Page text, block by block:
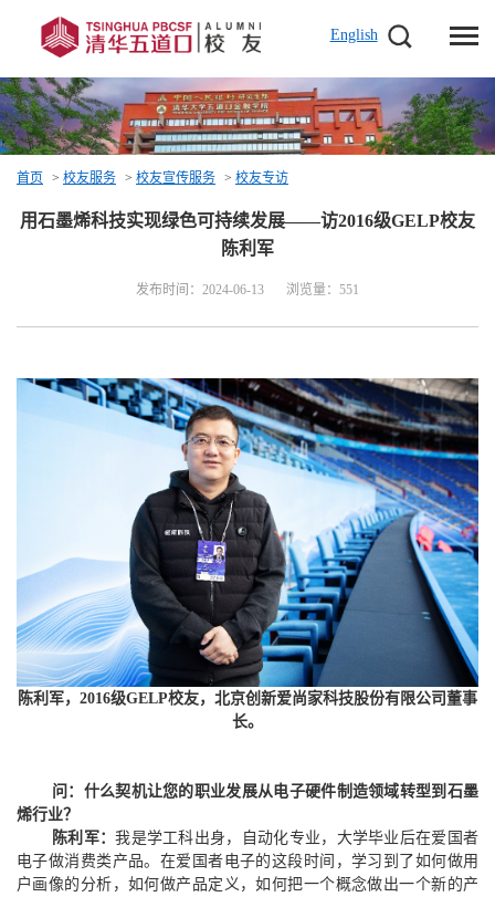
English
首页 > 校友服务 > 校友宣传服务 > 校友专访
用石墨烯科技实现绿色可持续发展——访2016级GELP校友
陈利军
发布时间：2024-06-13 浏览量： 551
陈利军，2016级GELP校友，北京创新爱尚家科技股份有限公司董事
长。
问：什么契机让您的职业发展从电子硬件制造领域转型到石墨
烯行业？
陈利军：我是学工科出身，自动化专业，大学毕业后在爱国者
电子做消费类产品。在爱国者电子的这段时间，学习到了如何做用
户画像的分析，如何做产品定义，如何把一个概念做出一个新的产